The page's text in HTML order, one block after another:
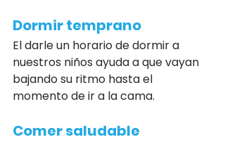
Dormir temprano
El darle un horario de dormir a
nuestros niños ayuda a que vayan
bajando su ritmo hasta el
momento de ir a la cama.
Comer saludable